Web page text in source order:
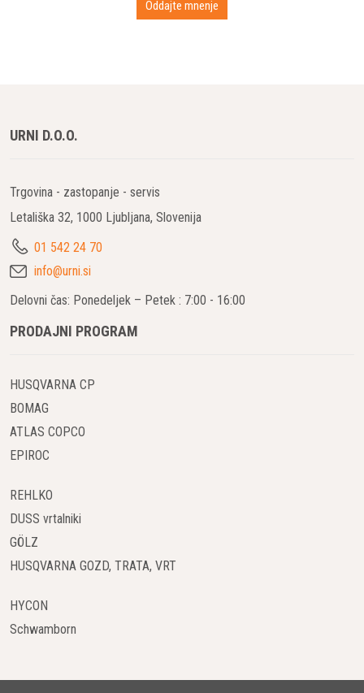
URNI D.O.O.
Trgovina - zastopanje - servis
Letališka 32, 1000 Ljubljana, Slovenija
01 542 24 70
info@urni.si
Delovni čas: Ponedeljek – Petek : 7:00 - 16:00
PRODAJNI PROGRAM
HUSQVARNA CP
BOMAG
ATLAS COPCO
EPIROC
REHLKO
DUSS vrtalniki
GÖLZ
HUSQVARNA GOZD, TRATA, VRT
HYCON
Schwamborn